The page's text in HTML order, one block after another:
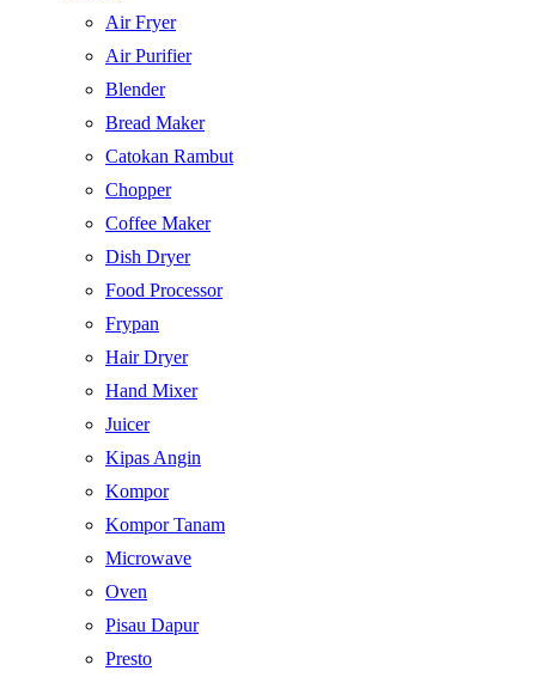
Air Fryer
Air Purifier
Blender
Bread Maker
Catokan Rambut
Chopper
Coffee Maker
Dish Dryer
Food Processor
Frypan
Hair Dryer
Hand Mixer
Juicer
Kipas Angin
Kompor
Kompor Tanam
Microwave
Oven
Pisau Dapur
Presto